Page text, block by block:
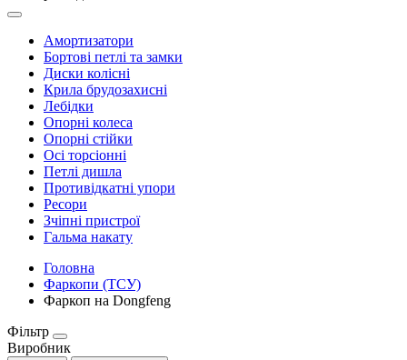
Амортизатори
Бортові петлі та замки
Диски колісні
Крила брудозахисні
Лебідки
Опорні колеса
Опорні стійки
Осі торсіонні
Петлі дишла
Противідкатні упори
Ресори
Зчіпні пристрої
Гальма накату
Головна
Фаркопи (ТСУ)
Фаркоп на Dongfeng
Фільтр
Виробник